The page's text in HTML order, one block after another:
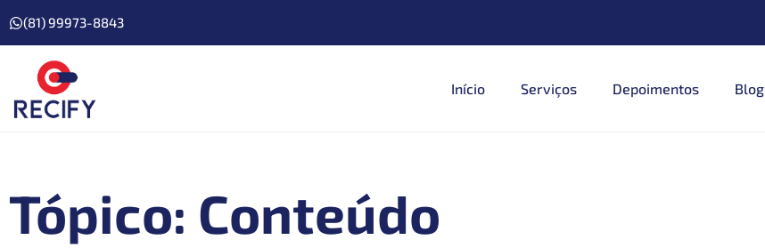
(81) 99973-8843
Início Serviços Depoimentos Blog
Tópico: Conteúdo